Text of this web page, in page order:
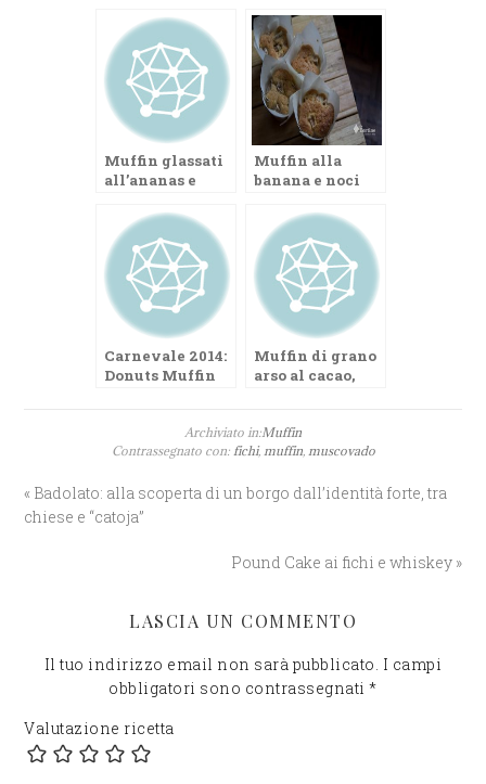
Muffin glassati
all’ananas e
Muffin alla
banana e noci
Carnevale 2014:
Donuts Muffin
Muffin di grano
arso al cacao,
Archiviato in:Muffin
Contrassegnato con: fichi, muffin, muscovado
« Badolato: alla scoperta di un borgo dall’identità forte, tra
chiese e “catoja”
Pound Cake ai fichi e whiskey »
LASCIA UN COMMENTO
Il tuo indirizzo email non sarà pubblicato. I campi
obbligatori sono contrassegnati*
Valutazione ricetta